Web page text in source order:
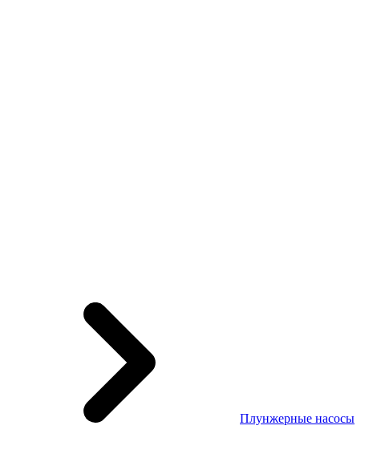
Плунжерные насосы